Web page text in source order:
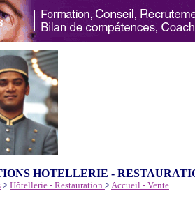
HOTELLERIE -
> Hôtellerie - Restauration >Accueil - Vente